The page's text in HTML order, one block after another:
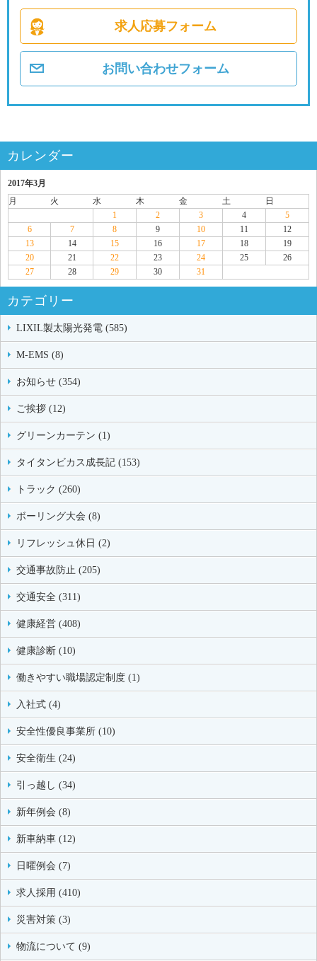
求人応募フォーム
お問い合わせフォーム
カレンダー
2017年3月
月
火 水 木 金 土
日
1
2 3 4
5
6
7 8 9 10 11
12
13
14 15 16 17 18
19
20
21 22 23 24 25
26
27
28 29 30 31
カテゴリー
LIXIL製太陽光発電 (585)
M-EMS (8)
お知らせ (354)
ご挨拶 (12)
グリーンカーテン (1)
タイタンビカス成長記 (153)
トラック (260)
ボーリング大会 (8)
リフレッシュ休日 (2)
交通事故防止 (205)
交通安全 (311)
健康経営 (408)
健康診断 (10)
働きやすい職場認定制度 (1)
入社式 (4)
安全性優良事業所 (10)
安全衛生 (24)
引っ越し (34)
新年例会 (8)
新車納車 (12)
日曜例会 (7)
求人採用 (410)
災害対策 (3)
物流について (9)